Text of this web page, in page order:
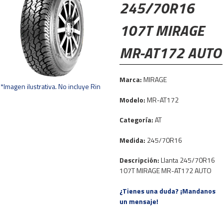
*Imagen ilustrativa. No incluye Rin
245/70R16
107T MIRAGE
MR-AT172 AUTO
Marca:MIRAGE
Modelo:MR-AT172
Categoría:AT
Medida: 245/70R16
Descripción:Llanta 245/70R16
107T MIRAGE MR-AT172 AUTO
¿Tienes una duda? ¡Mandanos
un mensaje!